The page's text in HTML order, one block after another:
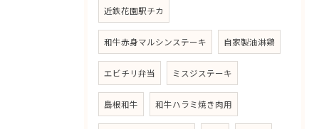
近鉄花園駅チカ
和牛赤身マルシンステーキ 自家製油淋鶏
エビチリ弁当 ミスジステーキ
島根和牛 和牛ハラミ焼き肉用